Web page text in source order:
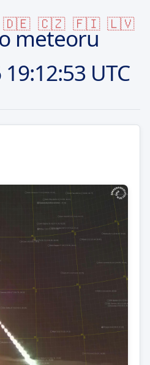
🇩🇪 🇨🇿 🇫🇮 🇱🇻
meteoru
19:12:53 UTC